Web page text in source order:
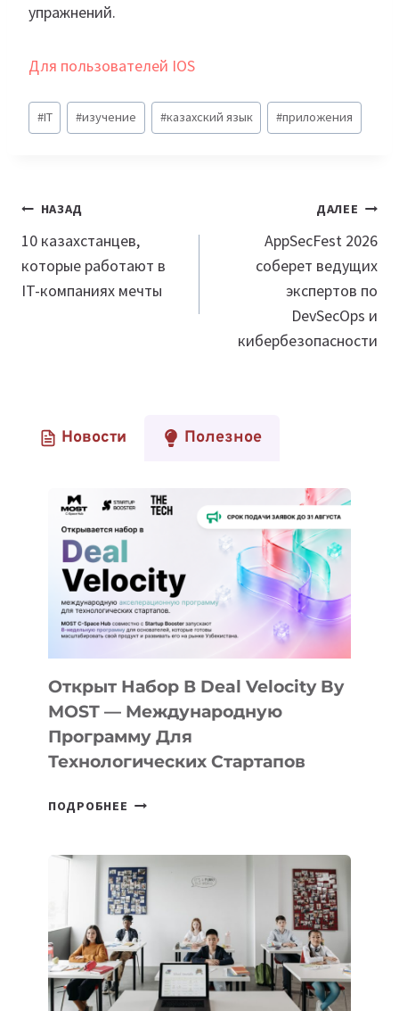
упражнений.
Для пользователей IOS
Метки
записи:
#IT #изучение #казахский язык #приложения
Навигация
по
записям
НАЗАД
10 казахстанцев,
которые работают в
IT-компаниях мечты
ДАЛЕЕ
AppSecFest 2026
соберет ведущих
экспертов по
DevSecOps и
кибербезопасности
Новости Полезное
Открыт Набор В Deal Velocity By
MOST — Международную
Программу Для
Технологических Стартапов
ПОДРОБНЕЕ ОТКРЫТ
DEAL
VELOCITY
BY
MOST
—
МЕЖДУНАРОДНУЮ
ПРОГРАММУ